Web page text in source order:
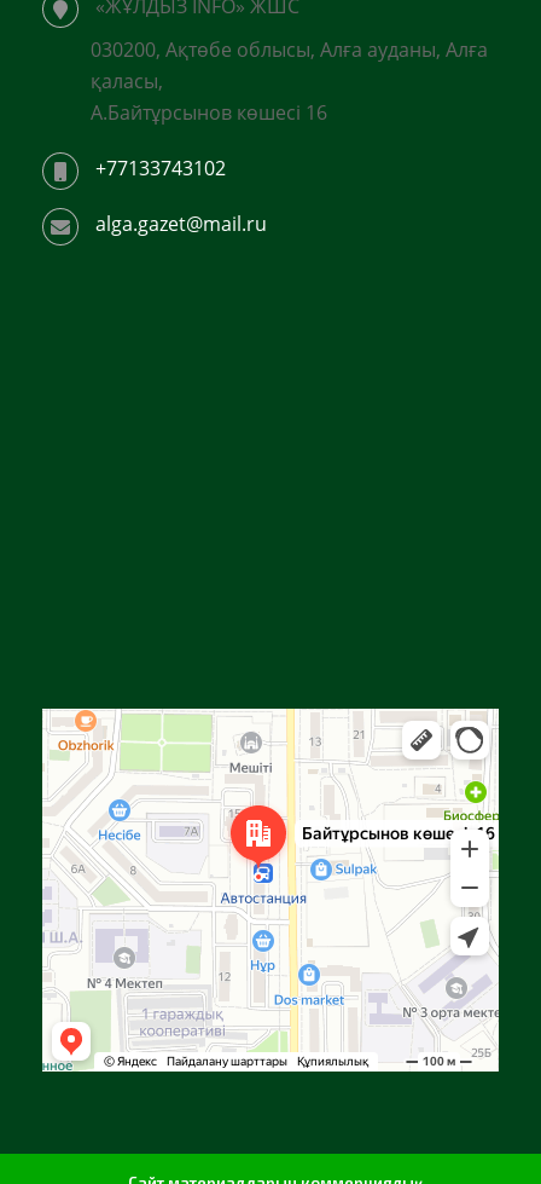
«ЖҰЛДЫЗ INFO» ЖШС
030200, Ақтөбе облысы, Алға ауданы, Алға
қаласы,
А.Байтұрсынов көшесі 16
+77133743102
alga.gazet@mail.ru
Яндекс Карталар — көлік, навигация, орындарды іздеу